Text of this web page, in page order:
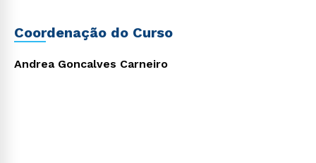
Coordenação do Curso
Andrea Goncalves Carneiro